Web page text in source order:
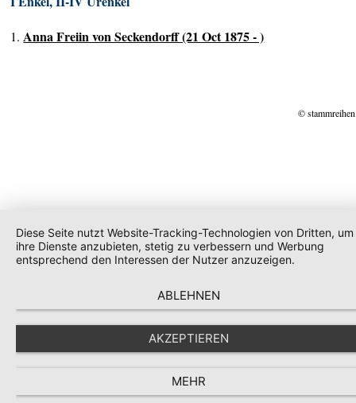
1.Anna Freiin von Seckendorff (21 Oct 1875 - )
©
Diese Seite nutzt Website-Tracking-Technologien von Dritten, um
ihre Dienste anzubieten, stetig zu verbessern und Werbung
entsprechend den Interessen der Nutzer anzuzeigen.
ABLEHNEN
AKZEPTIEREN
MEHR